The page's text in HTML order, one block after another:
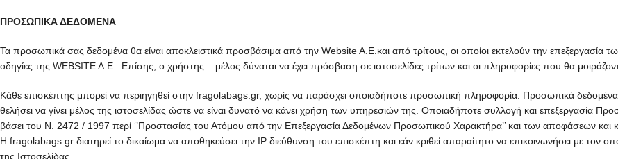
ΠΡΟΣΩΠΙΚΑ ΔΕΔΟΜΕΝΑ
Τα προσωπικά σας δεδομένα θα είναι αποκλειστικά προσβάσιμα από την Website A.E.και από τρίτους, οι οποίοι εκτελούν την
οδηγίες της WEBSITE A.E.. Επίσης, ο χρήστης – μέλος δύναται να έχει πρόσβαση σε ιστοσελίδες τρίτων και οι πληροφορίες που θα
Κάθε επισκέπτης μπορεί να περιηγηθεί στην fragolabags.gr, χωρίς να παράσχει οποιαδήποτε προσωπική πληροφορία. Προσωπικά
θελήσει να γίνει μέλος της ιστοσελίδας ώστε να είναι δυνατό να κάνει χρήση των υπηρεσιών της. Οποιαδήποτε συλλογή και επεξεργασία
βάσει του Ν. 2472 / 1997 περί ‘’Προστασίας του Ατόμου από την Επεξεργασία Δεδομένων Προσωπικού Χαρακτήρα’’ και των αποφάσεων
Η fragolabags.gr διατηρεί το δικαίωμα να αποθηκεύσει την IP διεύθυνση του επισκέπτη και εάν κριθεί απαραίτητο να επικοινωνήσει με
της Ιστοσελίδας.